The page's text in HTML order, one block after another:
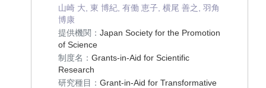
山崎 大, 東 博紀, 有働 恵子, 横尾 善之, 羽角
博康
提供機関： Japan Society for the Promotion
of Science
制度名： Grants-in-Aid for Scientific
Research
研究種目： Grant-in-Aid for Transformative